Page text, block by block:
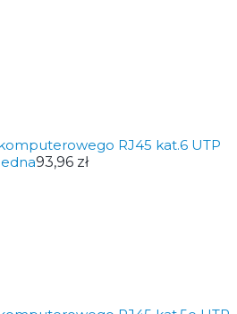
RJ45 kat.6 UTP
93,96 zł